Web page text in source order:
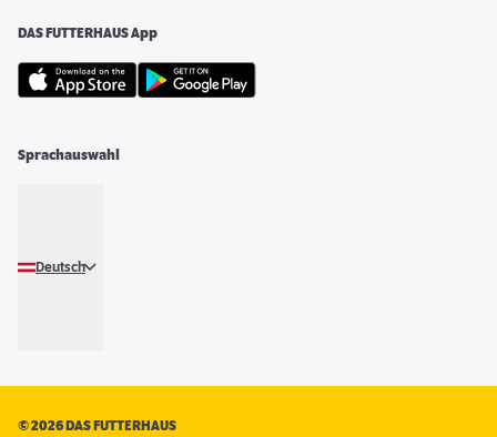
DAS FUTTERHAUS App
Sprachauswahl
Deutsch
©2026 DAS FUTTERHAUS